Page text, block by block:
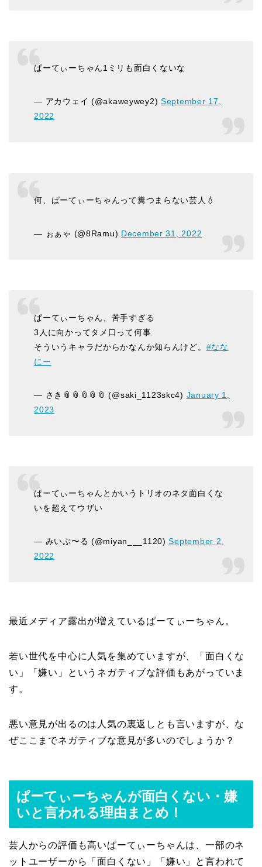
ぱーてぃーちゃん1ミリも面白くないな
— アカウェイ (@akaweywey2)September 17,
2022
何、ぱーてぃーちゃんって糞つまらない芸人💧
— ぉぁゃ (@8Ramu) December 31, 2022
ぱーてぃーちゃん、苦手すぎる
3人に向かってタメ口って何事
そういうキャラだからかなんか知らんけど。 #なな
にー
— さき📎📎📎📎📎 (@saki_1123skc4) January 1,
2023
ぱーてぃーちゃんとかいうトリオのネタ面白くな
いを超えてウザい
— みいぷ〜る (@miyan___1120)September 2,
2022
最近メディア露出が増えているぱーてぃーちゃん。
若い世代を中心に人気を集めていますが、「面白くな
い」「嫌い」というネガティブな評価もあがっていま
す。
悪い意見が出るのは人気の裏返しとも言いますが、な
ぜここまでネガティブな意見が多いのでしょうか？
ぱーてぃーちゃんが面白くない・嫌
いと言われる理由まとめ！
芸人からの評価も高いぱーてぃーちゃんは、一部のネ
ットユーザーから「面白くない」「嫌い」と言われて